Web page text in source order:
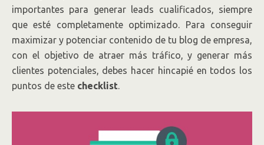
importantes para generar leads cualificados, siempre
que esté completamente optimizado. Para conseguir
maximizar y potenciar contenido de tu blog de empresa,
con el objetivo de atraer más tráfico, y generar más
clientes potenciales, debes hacer hincapié en todos los
puntos de este checklist.